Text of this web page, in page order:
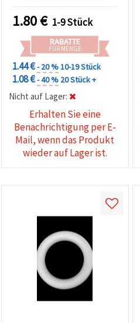
1.80€ 1-9 Stück
RABATTE
FÜR MENGE
1.44 €- 20 %10-19 Stück
1.08 €- 40 % 20 Stück +
Nicht auf Lager:
Erhalten Sie eine
Benachrichtigung per E-
Mail, wenn das Produkt
wieder auf Lager ist.